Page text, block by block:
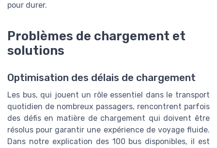
pour durer.
Problèmes de chargement et
solutions
Optimisation des délais de chargement
Les bus, qui jouent un rôle essentiel dans le transport
quotidien de nombreux passagers, rencontrent parfois
des défis en matière de chargement qui doivent être
résolus pour garantir une expérience de voyage fluide.
Dans notre explication des 100 bus disponibles, il est